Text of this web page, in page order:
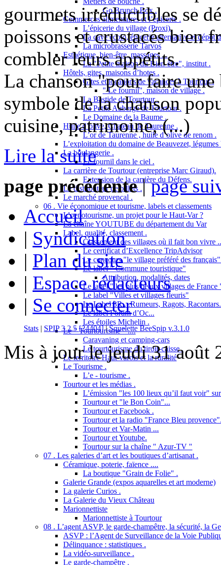
Go Brunch Box .
Commerces alimentaires et l’épicerie .
L’épicerie du village (Proxi).
La cave écolo, épicerie alternative et dépôt
La microbrasserie Tarvos
Esthétique, bien-être, massages ...
La "Petite maison du Bien-être", institut .
Hôtels, gites, maisons d’hotes .
Gîtes et locations de vacances à Tourtour .
" Le fournil", maison de village .
La Bastide de Tourtour .
La Petite Auberge de Tourtour .
Le Domaine de la Baume .
Huile d’olive, Chateau de Taurenne .
L’or de Taurenne , huile d’olive de renom .
L’exploitation du domaine de Beauvezet, légumes
La boulangerie .
Le fournil dans le ciel .
La carrière de Tourtour (entreprise Marc Giraud).
Extension de la carrière du Défens.
Le distributeur de billets .
Le marché provençal .
06 . Vie économique et tourisme, labels et classements
L’oenotourisme, un projet pour le Haut-Var ?
La chaîne YOUTUBE du département du Var
Label, qualité, classement .
Classement des villages où il fait bon vivre
Le certificat d’Excellence TripAdvisor
Le concours "le village préféré des
Le label " Commune touristique"
Attribution, modalités, dates
Le label " les plus beaux villages de France
Le label "Villes et villages fleuris"
Le Label 3R....Rumeurs, Ragots,
Le label Forum d’Oc...
Les étoiles Michelin .
Le " Tourtourisme " ....
Caravaning et camping-cars
Le tourtourisme du tiroir-caisse .
Le territoire Haut-varois et la ruralité
Le Tourisme .
L’e - tourisme .
Tourtour et les médias .
L’émission "les 100 lieux qu’il faut voir"
Tourtour et "le Bon Coin"...
Tourtour et Facebook .
Tourtour et la radio "France Bleu
Tourtour et Var-Matin ...
Tourtour et Youtube.
Tourtour sur la chaîne " Azur-TV "
07 . Les galeries d’art et les boutiques d’artisanat .
Céramique, poterie, faïence ....
La boutique "Grain de Folie" .
Galerie Grande (expos aquarelles et art moderne)
La galerie Curios .
La Galerie du Vieux Château
Marionnettiste
Marionnettiste à Tourtour
08 . L’agent ASVP, le garde-champêtre, la sécurité, la
ASVP : l’Agent de Surveillance de la Voie
Délinquance : statistiques .
La vidéo-surveillance .
Le garde-champêtre .
gourmets irréductibles se
poissons et crustacés bien
combler leurs appétits.
La chanson "pour faire
symbole de la chanson
cuisine, patrimoine, (...)
Lire la suite
page précédente|page
Accueil
| Syndication
| Plan du site
| Espace rédacteurs
| Se connecter
Stats | SPIP 3.2.5 [24404]|Squelette BeeSpip v.3.1.0
Mis à jour le jeudi 31 août